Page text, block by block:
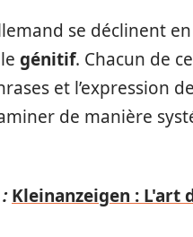
se déclinent
génitif. Chacun de
et l’expression
de manière
Kleinanzeigen : L'art